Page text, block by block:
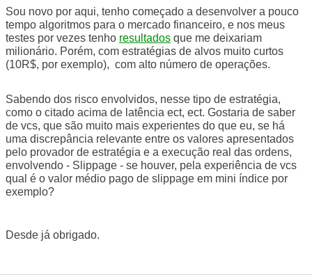
Sou novo por aqui, tenho começado a desenvolver a pouco
tempo algoritmos para o mercado financeiro, e nos meus
testes por vezes tenho resultados que me deixariam
milionário. Porém, com estratégias de alvos muito curtos
(10R$, por exemplo), com alto número de operações.
Sabendo dos risco envolvidos, nesse tipo de estratégia,
como o citado acima de latência ect, ect. Gostaria de saber
de vcs, que são muito mais experientes do que eu, se há
uma discrepância relevante entre os valores apresentados
pelo provador de estratégia e a execução real das ordens,
envolvendo - Slippage - se houver, pela experiência de vcs
qual é o valor médio pago de slippage em mini índice por
exemplo?
Desde já obrigado.